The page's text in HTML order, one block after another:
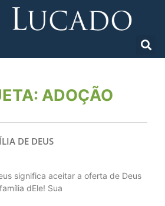
ADOÇÃO
DE DEUS
significa aceitar a oferta de Deus
dEle! Sua